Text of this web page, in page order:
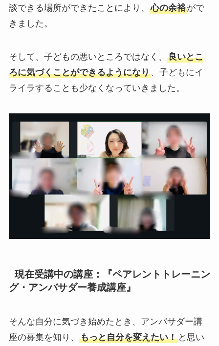
談できる場所ができたことにより、 心の余裕がで
きました。
そして、子どもの悪いところではなく、 良いとこ
ろに気づくことができるようになり、子どもにイ
ライラすることも少なくなっていきました。
現在受講中の講座：『ペアレントトレーニン
グ・アンバサダー養成講座』
そんな自分に気づき始めたとき、アンバサダー講
座の募集を知り、 もっと自分を変えたい！と思い